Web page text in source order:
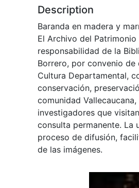
Description
Baranda en madera y
El Archivo del
responsabilidad de la
Borrero, por convenio
Cultura Departamental,
conservación,
comunidad
investigadores que
consulta permanente. La
proceso de difusión,
de las imágenes.